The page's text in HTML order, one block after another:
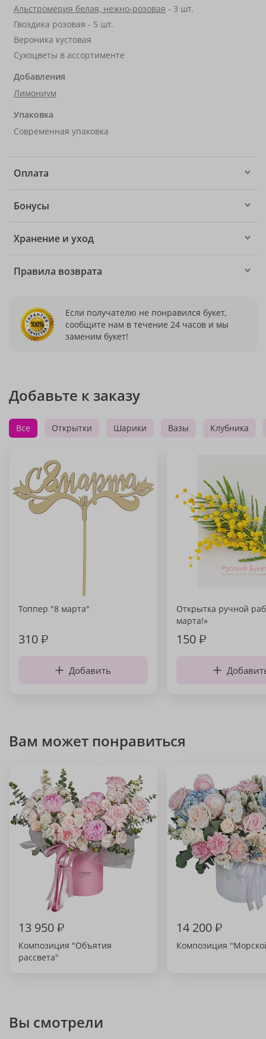
Альстромерия белая, нежно-розовая - 3 шт.
Гвоздика розовая - 5 шт.
Вероника кустовая
Сухоцветы в ассортименте
Добавления
Лимониум
Упаковка
Современная упаковка
Оплата
Бонусы
Хранение и уход
Правила возврата
Если получателю не понравился букет,
сообщите нам в течение 24 часов и мы
заменим букет!
Добавьте к заказу
Все Открытки Шарики Вазы Клубника
Топпер "8 марта"
310₽
Добавить
Открытка ручной
марта!»
150₽
Вам может понравиться
13 950₽
Композиция "Объятия
рассвета"
14 200₽
Композиция
Вы смотрели